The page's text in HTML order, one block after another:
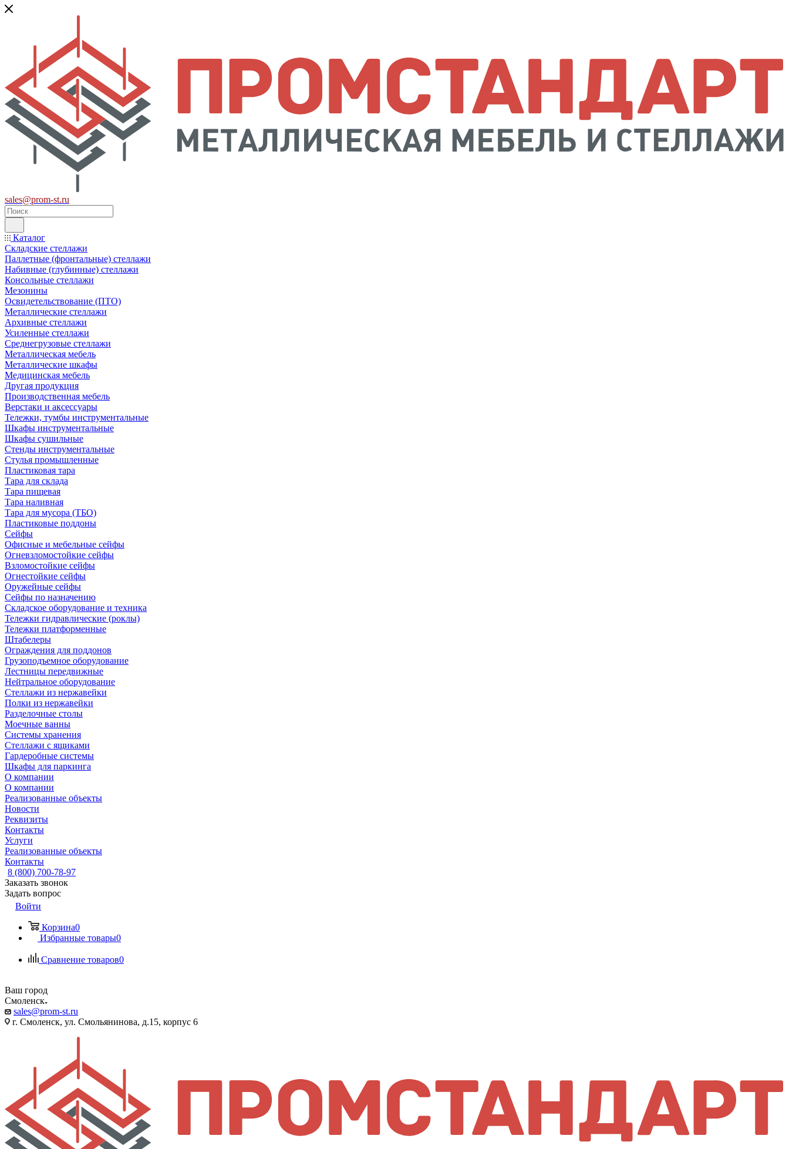
sales@prom-st.ru
Каталог
Складские стеллажи
Паллетные (фронтальные) стеллажи
Набивные (глубинные) стеллажи
Консольные стеллажи
Мезонины
Освидетельствование (ПТО)
Металлические стеллажи
Архивные стеллажи
Усиленные стеллажи
Среднегрузовые стеллажи
Металлическая мебель
Металлические шкафы
Медицинская мебель
Другая продукция
Производственная мебель
Верстаки и аксессуары
Тележки, тумбы инструментальные
Шкафы инструментальные
Шкафы сушильные
Стенды инструментальные
Cтулья промышленные
Пластиковая тара
Тара для склада
Тара пищевая
Тара наливная
Тара для мусора (ТБО)
Пластиковые поддоны
Сейфы
Офисные и мебельные сейфы
Огневзломостойкие сейфы
Взломостойкие сейфы
Огнестойкие сейфы
Оружейные сейфы
Сейфы по назначению
Складское оборудование и техника
Тележки гидравлические (роклы)
Тележки платформенные
Штабелеры
Ограждения для поддонов
Грузоподъемное оборудование
Лестницы передвижные
Нейтральное оборудование
Стеллажи из нержавейки
Полки из нержавейки
Разделочные столы
Моечные ванны
Системы хранения
Стеллажи с ящиками
Гардеробные системы
Шкафы для паркинга
О компании
О компании
Реализованные объекты
Новости
Реквизиты
Контакты
Услуги
Реализованные объекты
Контакты
8 (800) 700-78-97
Заказать звонок
Задать вопрос
Войти
Корзина0
Избранные товары0
Сравнение товаров0
Ваш город
Смоленск
sales@prom-st.ru
г. Смоленск, ул. Смольянинова, д.15, корпус 6